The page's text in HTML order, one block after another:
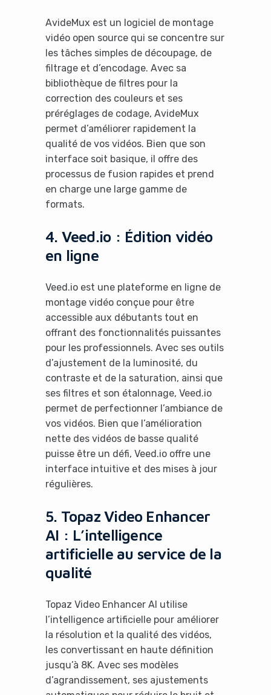
AvideMux est un logiciel de montage
vidéo open source qui se concentre sur
les tâches simples de découpage, de
filtrage et d’encodage. Avec sa
bibliothèque de filtres pour la
correction des couleurs et ses
préréglages de codage, AvideMux
permet d’améliorer rapidement la
qualité de vos vidéos. Bien que son
interface soit basique, il offre des
processus de fusion rapides et prend
en charge une large gamme de
formats.
4. Veed.io : Édition vidéo
en ligne
Veed.io est une plateforme en ligne de
montage vidéo conçue pour être
accessible aux débutants tout en
offrant des fonctionnalités puissantes
pour les professionnels. Avec ses outils
d’ajustement de la luminosité, du
contraste et de la saturation, ainsi que
ses filtres et son étalonnage, Veed.io
permet de perfectionner l’ambiance de
vos vidéos. Bien que l’amélioration
nette des vidéos de basse qualité
puisse être un défi, Veed.io offre une
interface intuitive et des mises à jour
régulières.
5. Topaz Video Enhancer
AI : L’intelligence
artificielle au service de la
qualité
Topaz Video Enhancer AI utilise
l’intelligence artificielle pour améliorer
la résolution et la qualité des vidéos,
les convertissant en haute définition
jusqu’à 8K. Avec ses modèles
d’agrandissement, ses ajustements